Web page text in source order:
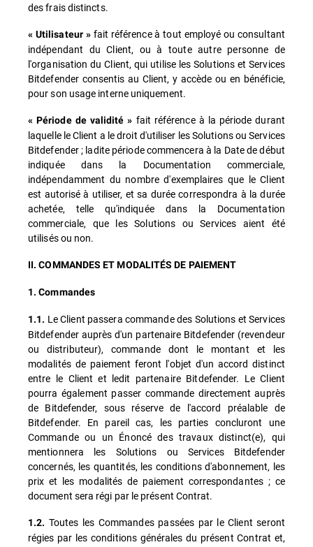
des frais distincts.
« Utilisateur »fait référence à tout employé ou consultant
indépendant du Client, ou à toute autre personne de
l'organisation du Client, qui utilise les Solutions et Services
Bitdefender consentis au Client, y accède ou en bénéficie,
pour son usage interne uniquement.
« Période de validité » fait référence à la période durant
laquelle le Client a le droit d'utiliser les Solutions ou Services
Bitdefender ; ladite période commencera à la Date de début
indiquée dans la Documentation commerciale,
indépendamment du nombre d'exemplaires que le Client
est autorisé à utiliser, et sa durée correspondra à la durée
achetée, telle qu'indiquée dans la Documentation
commerciale, que les Solutions ou Services aient été
utilisés ou non.
II. COMMANDES ET MODALITÉS DE PAIEMENT
1. Commandes
1.1. Le Client passera commande des Solutions et Services
Bitdefender auprès d'un partenaire Bitdefender (revendeur
ou distributeur), commande dont le montant et les
modalités de paiement feront l'objet d'un accord distinct
entre le Client et ledit partenaire Bitdefender. Le Client
pourra également passer commande directement auprès
de Bitdefender, sous réserve de l'accord préalable de
Bitdefender. En pareil cas, les parties concluront une
Commande ou un Énoncé des travaux distinct(e), qui
mentionnera les Solutions ou Services Bitdefender
concernés, les quantités, les conditions d'abonnement, les
prix et les modalités de paiement correspondantes ; ce
document sera régi par le présent Contrat.
1.2. Toutes les Commandes passées par le Client seront
régies par les conditions générales du présent Contrat et,